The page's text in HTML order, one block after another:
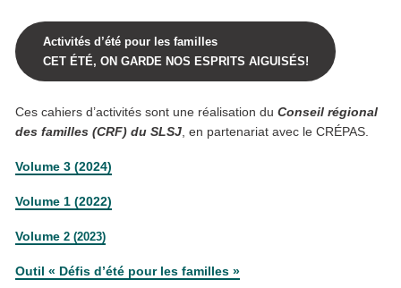
Activités d’été pour les familles
CET ÉTÉ, ON GARDE NOS ESPRITS AIGUISÉS!
Ces cahiers d’activités sont une réalisation du Conseil régional
des familles (CRF) du SLSJ, en partenariat avec le CRÉPAS.
Volume 3 (2024)
Volume 1 (2022)
Vo lume 2 (2023)
Outil « Défis d’été pour les familles »